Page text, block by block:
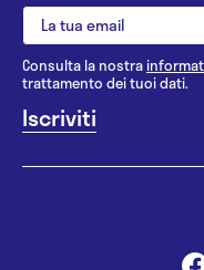
Consulta la nostra
trattamento dei tuoi dati.